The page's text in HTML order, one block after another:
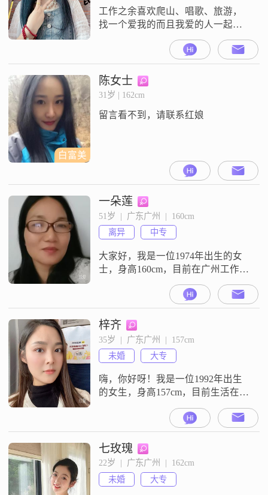
乎，合得来什么都不是条件，本人
七二年的，外省勿扰
工作之余喜欢爬山、唱歌、旅游，
找一个爱我的而且我爱的人一起慢
慢变老，不离不弃……
白富美
陈女士
31岁 | 162cm
留言看不到，请联系红娘
一朵莲
51岁  |  广东广州  |  160cm
离异
中专
大家好，我是一位1974年出生的女
士，身高160cm，目前在广州工作，
月收入在8001到12000元之间。我的
学历是中专，虽然不是很高，但我
一直在努力提升自己。我性格比较
温和，善解人意，总是希望能理解
他人的想法和感受。在生活中，我
热爱每一天的阳光，喜欢用积极的
态度去面对生活中的各种挑战。对
我来说，家庭是非常重要的，我认
梓齐
35岁  |  广东广州  |  157cm
未婚
大专
嗨，你好呀！我是一位1992年出生
的女生，身高157cm，目前生活在美
丽的广州。我拥有大专学历，在工
作中努力进取，月薪在20001到
50000元之间。我热爱生活，总是以
真诚可靠的态度对待他人。我享受
当下的每一刻，注重自己的健康管
理，也会不断学习新知识，让自己
变得更好。平时我喜欢阅读写作，
七玫瑰
22岁  |  广东广州  |  162cm
未婚
大专